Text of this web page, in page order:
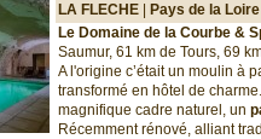
LA FLECHE
Pays de la Loire
Le Domaine de la Courbe &
Saumur, 61 km de Tours, 69
A l'origine c’était un moulin à
transformé en hôtel de
magnifique cadre naturel, un
Récemment rénové, alliant